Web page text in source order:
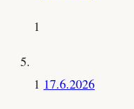
1
1 17.6.2026